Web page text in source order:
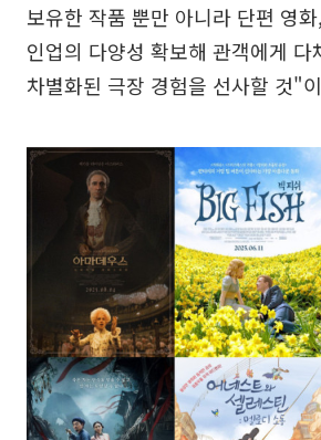
보유한 작품 뿐만 아니라 단편 영
인업의 다양성 확보해 관객에게 다
차별화된 극장 경험을 선사할 것"